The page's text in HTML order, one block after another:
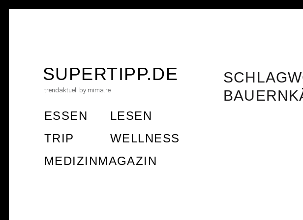
SUPERTIPP.DE
trendaktuell by mima.re
ESSEN
LESEN
TRIP
WELLNESS
MEDIZINMAGAZIN